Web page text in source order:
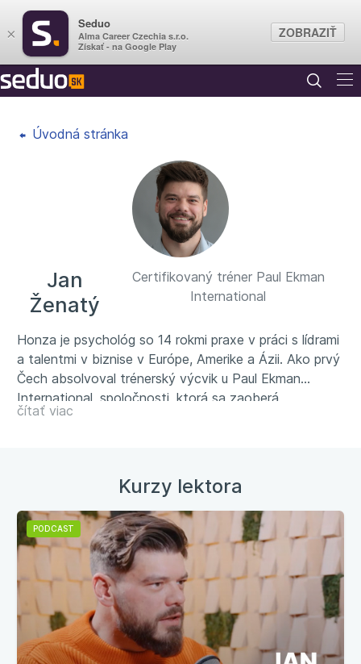
Úvodná stránka
Jan
Ženatý
Certifikovaný tréner Paul Ekman
International
Honza je psychológ so 14 rokmi praxe v práci s lídrami
a talentmi v biznise v Európe, Amerike a Ázii. Ako prvý
Čech absolvoval trénerský výcvik u Paul Ekman
International, spoločnosti, ktorá sa zaoberá
problematikou čítania emócií a behaviorálnej analýzy v
čítať viac
Kurzy lektora
PODCAST
×
Seduo
Alma Career Czechia s.r.o.
Získať - na Google Play
ZOBRAZIŤ